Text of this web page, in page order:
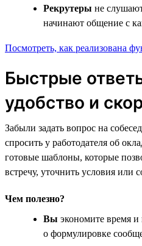
Рекрутеры не
начинают общение с
Посмотреть, как реализована
Быстрые
удобство и
Забыли задать вопрос на
спросить у работодателя об
готовые шаблоны, которые
встречу, уточнить условия или
Чем полезно?
Вы экономите время и
о формулировке